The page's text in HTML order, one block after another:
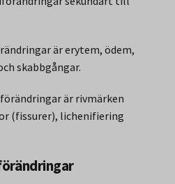
är erytem, ödem,
skabbgångar.
är rivmärken
(fissurer), lichenifiering